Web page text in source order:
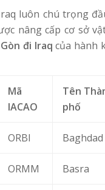
luôn chú trọng
nâng cấp cơ sở
đi Iraq của hành
Mã
IACAO
Tên
phố
ORBI Baghdad
ORMM Basra